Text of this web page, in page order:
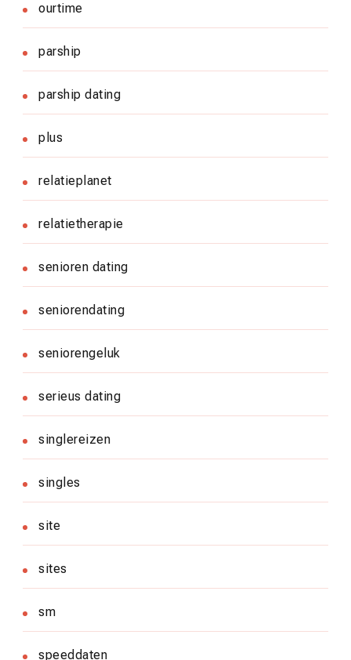
ourtime
parship
parship dating
plus
relatieplanet
relatietherapie
senioren dating
seniorendating
seniorengeluk
serieus dating
singlereizen
singles
site
sites
sm
speeddaten